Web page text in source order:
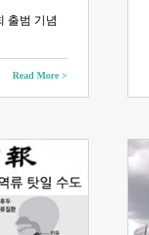
출범 기념
Read More >